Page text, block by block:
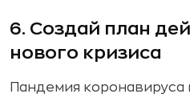
6. Создай план
нового кризиса
Пандемия коронавируса